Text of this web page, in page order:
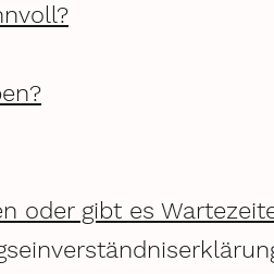
oder gibt es